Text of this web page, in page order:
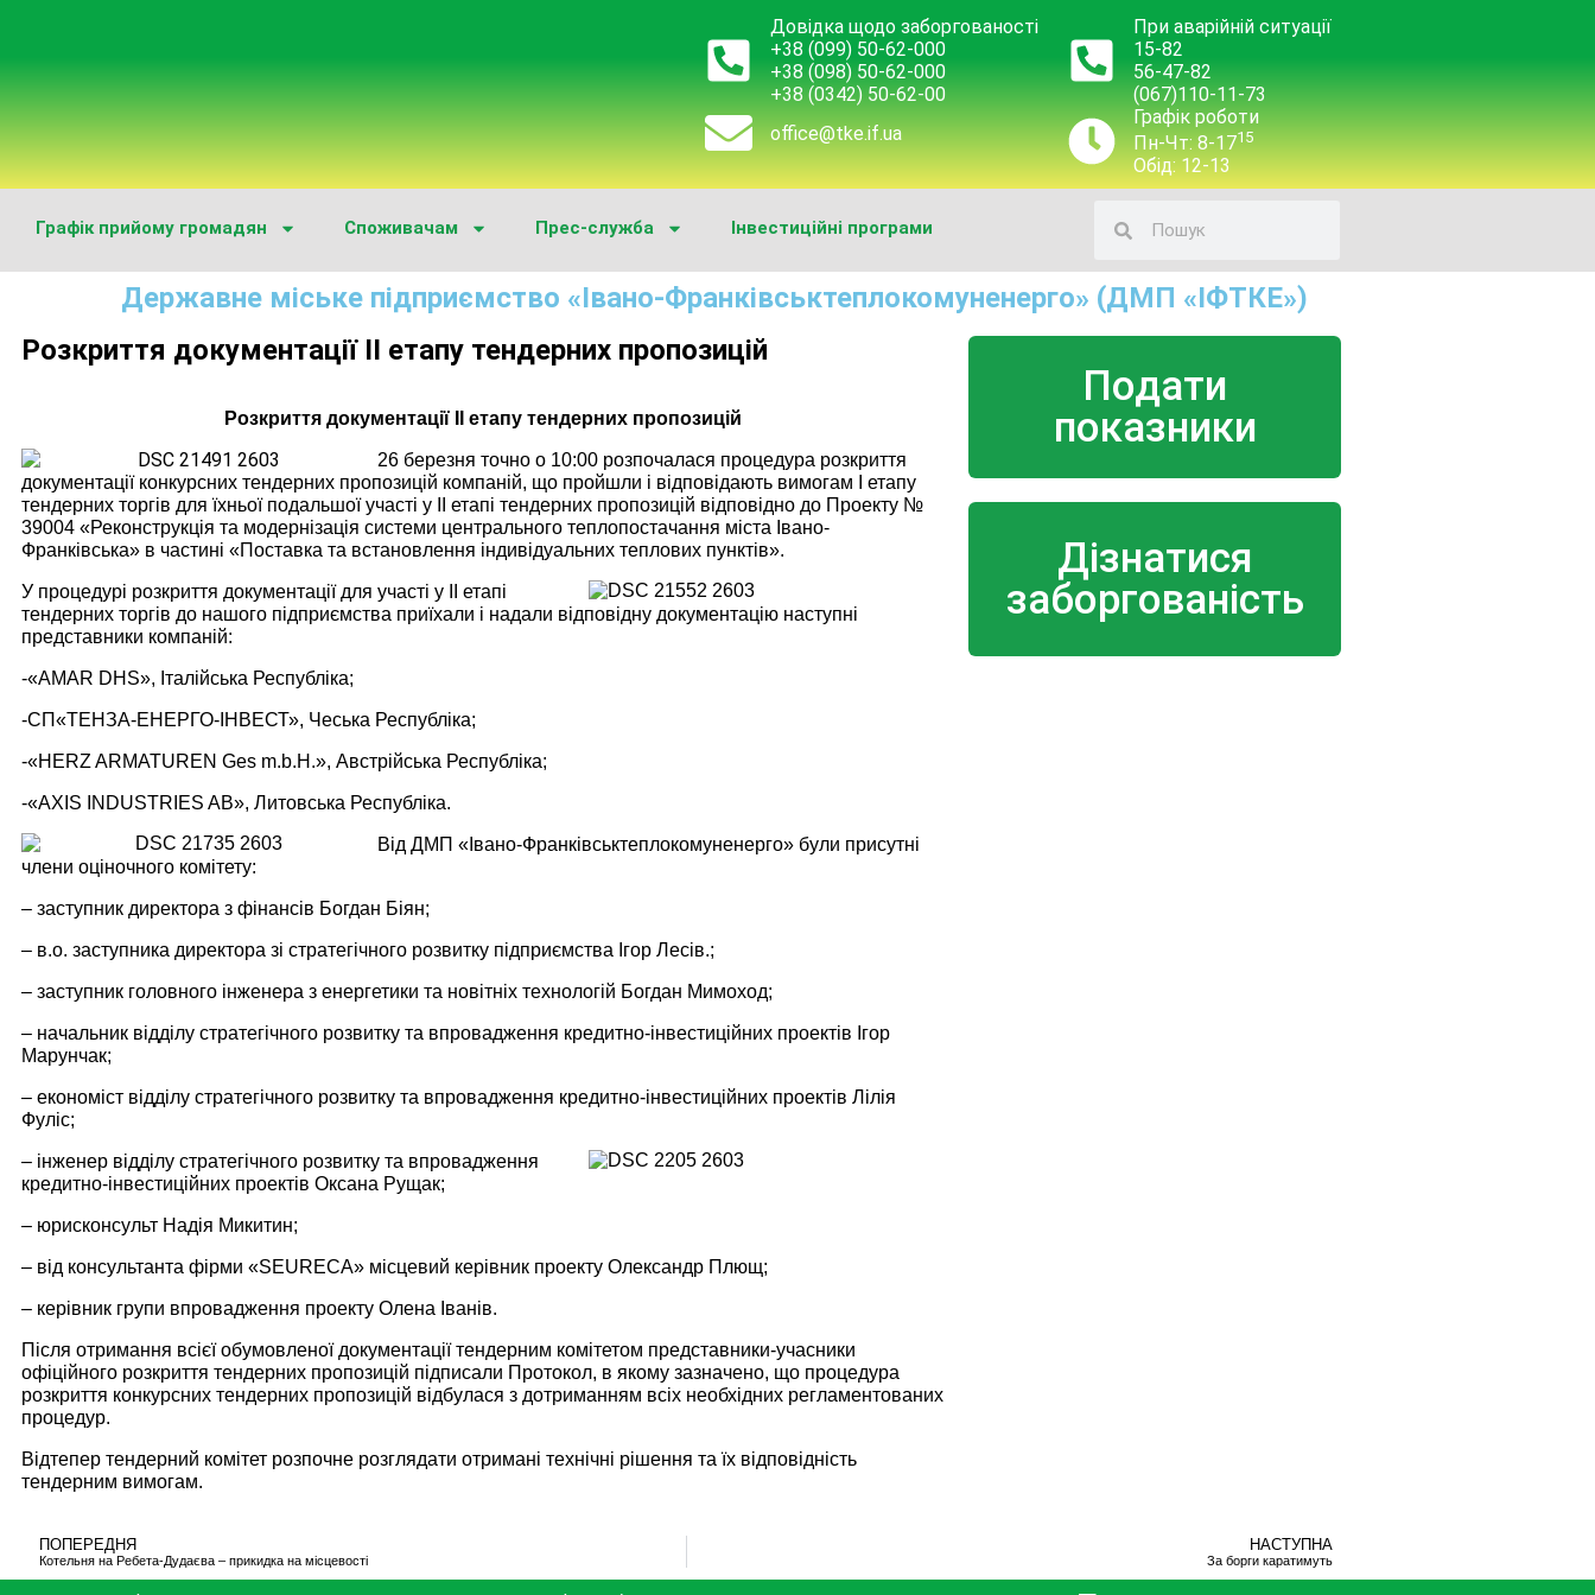
Довідка щодо заборгованості
+38 (099) 50-62-000
+38 (098) 50-62-000
+38 (0342) 50-62-00
office@tke.if.ua
При аварійній ситуації
15-82
56-47-82
(067)110-11-73
Графік роботи
Пн-Чт: 8-1715
Обід: 12-13
Графік прийому громадян Споживачам Прес-служба Інвестиційні програми
Державне міське підприємство «Івано-Франківськтеплокомуненерго» (ДМП «ІФТКЕ»)
Розкриття документації ІІ етапу тендерних пропозицій
Розкриття документації ІІ етапу тендерних пропозицій
26 березня точно о 10:00 розпочалася процедура розкриття
документації конкурсних тендерних пропозицій компаній, що пройшли і відповідають вимогам І етапу
тендерних торгів для їхньої подальшої участі у ІІ етапі тендерних пропозицій відповідно до Проекту №
39004 «Реконструкція та модернізація системи центрального теплопостачання міста Івано-
Франківська» в частині «Поставка та встановлення індивідуальних теплових пунктів».
У процедурі розкриття документації для участі у ІІ етапі
тендерних торгів до нашого підприємства приїхали і надали відповідну документацію наступні
представники компаній:
-«AMAR DHS», Італійська Республіка;
-СП«ТЕНЗА-ЕНЕРГО-ІНВЕСТ», Чеська Республіка;
-«HERZ ARMATUREN Ges m.b.H.», Австрійська Республіка;
-«AXIS INDUSTRIES AB», Литовська Республіка.
Від ДМП «Івано-Франківськтеплокомуненерго» були присутні
члени оціночного комітету:
– заступник директора з фінансів Богдан Біян;
– в.о. заступника директора зі стратегічного розвитку підприємства Ігор Лесів.;
– заступник головного інженера з енергетики та новітніх технологій Богдан Мимоход;
– начальник відділу стратегічного розвитку та впровадження кредитно-інвестиційних проектів Ігор
Марунчак;
– економіст відділу стратегічного розвитку та впровадження кредитно-інвестиційних проектів Лілія
Фуліс;
– інженер відділу стратегічного розвитку та впровадження
кредитно-інвестиційних проектів Оксана Рущак;
– юрисконсульт Надія Микитин;
– від консультанта фірми «SEURECA» місцевий керівник проекту Олександр Плющ;
– керівник групи впровадження проекту Олена Іванів.
Після отримання всієї обумовленої документації тендерним комітетом представники-учасники
офіційного розкриття тендерних пропозицій підписали Протокол, в якому зазначено, що процедура
розкриття конкурсних тендерних пропозицій відбулася з дотриманням всіх необхідних регламентованих
процедур.
Відтепер тендерний комітет розпочне розглядати отримані технічні рішення та їх відповідність
тендерним вимогам.
Подати
показники
Дізнатися
заборгованість
ПОПЕРЕДНЯ
Котельня на Ребета-Дудаєва – прикидка на місцевості
НАСТУПНА
За борги каратимуть